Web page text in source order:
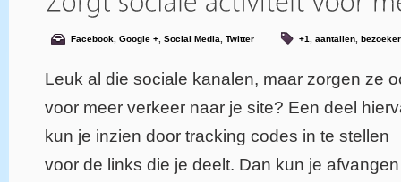
Facebook Google + Social Media Twitter +1 aantallen
Leuk al die sociale kanalen, maar zorgen ze
voor meer verkeer naar je site? Een deel
kun je inzien door tracking codes in te stellen
voor de links die je deelt. Dan kun je afvangen